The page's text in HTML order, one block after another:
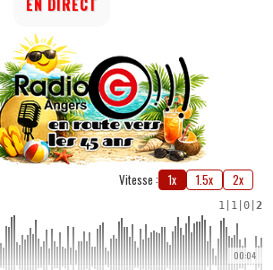
EN DIRECT
Vitesse : 1x 1.5x 2x
1 1 0 2
00:04